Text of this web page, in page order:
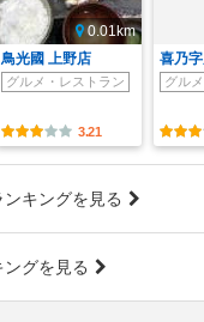
0.01km
鳥光國 上野店
グルメ・レストラン
3.21
喜乃
グル
ンキングを見る
グを見る